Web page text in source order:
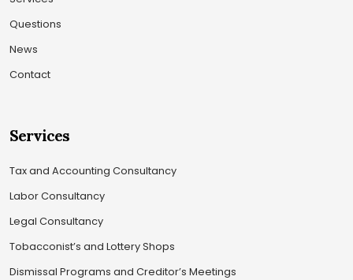
Questions
News
Contact
Services
Tax and Accounting Consultancy
Labor Consultancy
Legal Consultancy
Tobacconist’s and Lottery Shops
Dismissal Programs and Creditor’s Meetings